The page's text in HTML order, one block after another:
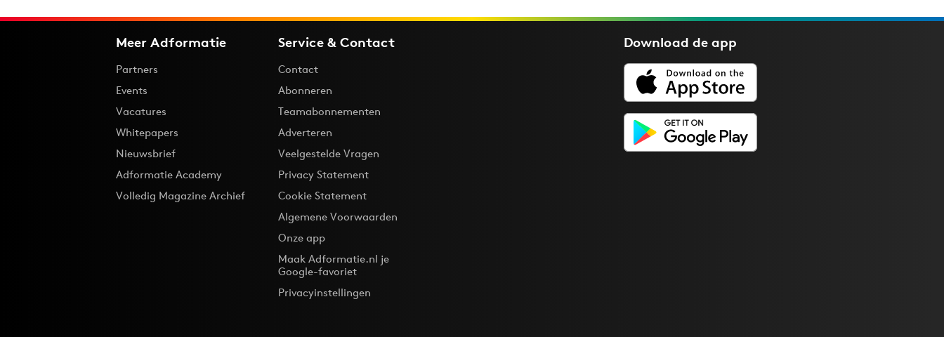
Meer Adformatie
Partners
Events
Vacatures
Whitepapers
Nieuwsbrief
Adformatie Academy
Volledig Magazine Archief
Service & Contact
Contact
Abonneren
Teamabonnementen
Adverteren
Veelgestelde Vragen
Privacy Statement
Cookie Statement
Algemene Voorwaarden
Onze app
Maak Adformatie.nl je
Google-favoriet
Privacyinstellingen
Download deapp